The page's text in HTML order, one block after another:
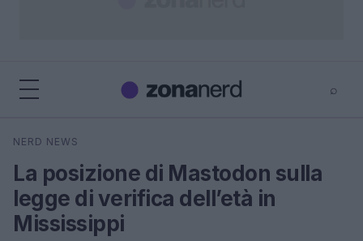
⌕
Cerca
NERD NEWS
La posizione di Mastodon sulla
legge di verifica dell’età in
Mississippi